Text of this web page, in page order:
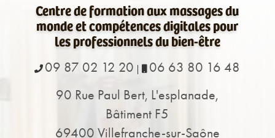
Centre de formation aux massages du
monde et compétences digitales pour
les professionnels du bien-être
09 87 02 12 20
06 63 80 16 48
90 Rue Paul Bert, L'esplanade,
Bâtiment F5
69400 Villefranche-sur-Saône